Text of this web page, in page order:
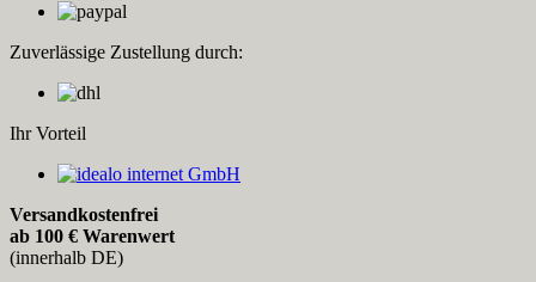
Zuverlässige Zustellung durch:
Ihr Vorteil
Versandkostenfrei
ab 100 € Warenwert
(innerhalb DE)